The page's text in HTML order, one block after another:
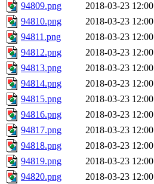
94809.png
2018-03-23 12:00
94810.png
2018-03-23 12:00
94811.png
2018-03-23 12:00
94812.png
2018-03-23 12:00
94813.png
2018-03-23 12:00
94814.png
2018-03-23 12:00
94815.png
2018-03-23 12:00
94816.png
2018-03-23 12:00
94817.png
2018-03-23 12:00
94818.png
2018-03-23 12:00
94819.png
2018-03-23 12:00
94820.png
2018-03-23 12:00